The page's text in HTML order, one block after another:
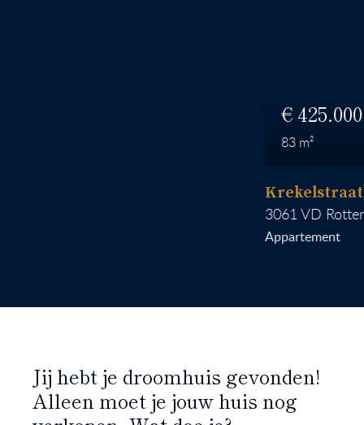
425.000
Krekelstraat 6 B
3061 VD
Appartement
Jij hebt je droomhuis gevonden!
Alleen moet je jouw huis nog